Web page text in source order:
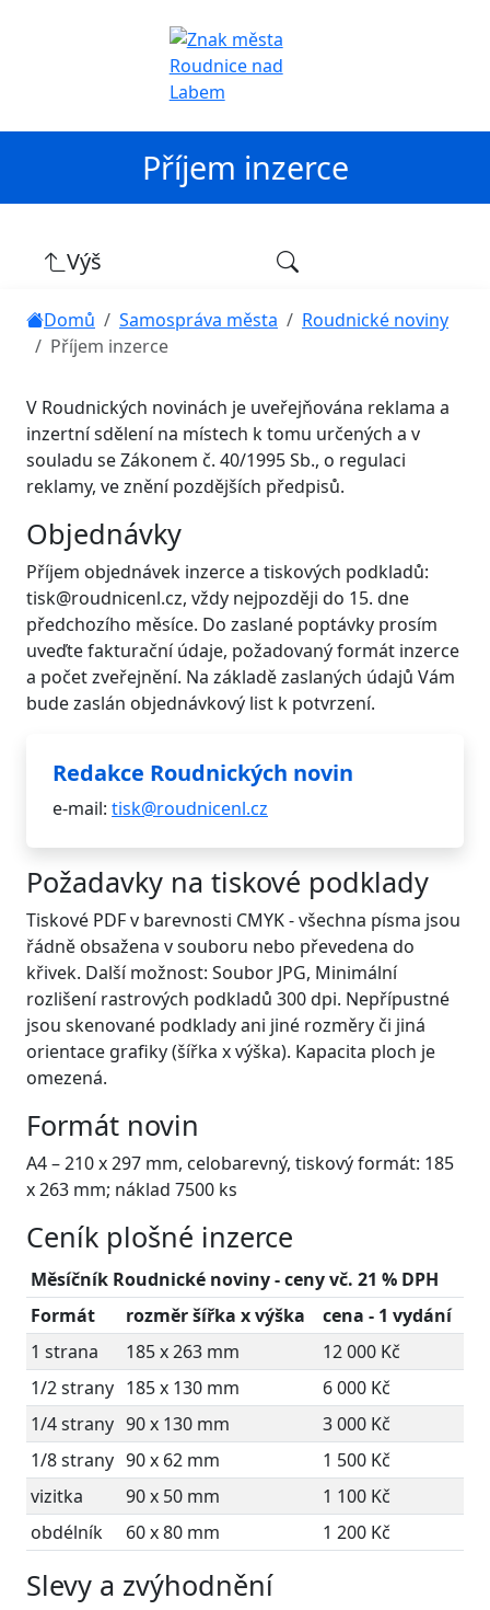
Příjem inzerce
Výš
Domů Samospráva města
Roudnické noviny
Příjem inzerce
V Roudnických novinách je uveřejňována reklama a
inzertní sdělení na místech k tomu určených a v
souladu se Zákonem č. 40/1995 Sb., o regulaci
reklamy, ve znění pozdějších předpisů.
Objednávky
Příjem objednávek inzerce a tiskových podkladů:
tisk@roudnicenl.cz, vždy nejpozději do 15. dne
předchozího měsíce. Do zaslané poptávky prosím
uveďte fakturační údaje, požadovaný formát inzerce
a počet zveřejnění. Na základě zaslaných údajů Vám
bude zaslán objednávkový list k potvrzení.
Redakce Roudnických novin
e-mail: tisk@roudnicenl.cz
Požadavky na tiskové podklady
Tiskové PDF v barevnosti CMYK - všechna písma jsou
řádně obsažena v souboru nebo převedena do
křivek. Další možnost: Soubor JPG, Minimální
rozlišení rastrových podkladů 300 dpi. Nepřípustné
jsou skenované podklady ani jiné rozměry či jiná
orientace grafiky (šířka x výška). Kapacita ploch je
omezená.
Formát novin
A4 – 210 x 297 mm, celobarevný, tiskový formát: 185
x 263 mm; náklad 7500 ks
Ceník plošné inzerce
Měsíčník Roudnické noviny - ceny vč. 21 % DPH
Formát
rozměr šířka x výška
cena - 1 vydání
1 strana
185 x 263 mm
12 000 Kč
1/2 strany 185 x 130 mm
6 000 Kč
1/4 strany 90 x 130 mm
3 000 Kč
1/8 strany 90 x 62 mm
1 500 Kč
vizitka
90 x 50 mm
1 100 Kč
obdélník
60 x 80 mm 1 200 Kč
Slevy a zvýhodnění